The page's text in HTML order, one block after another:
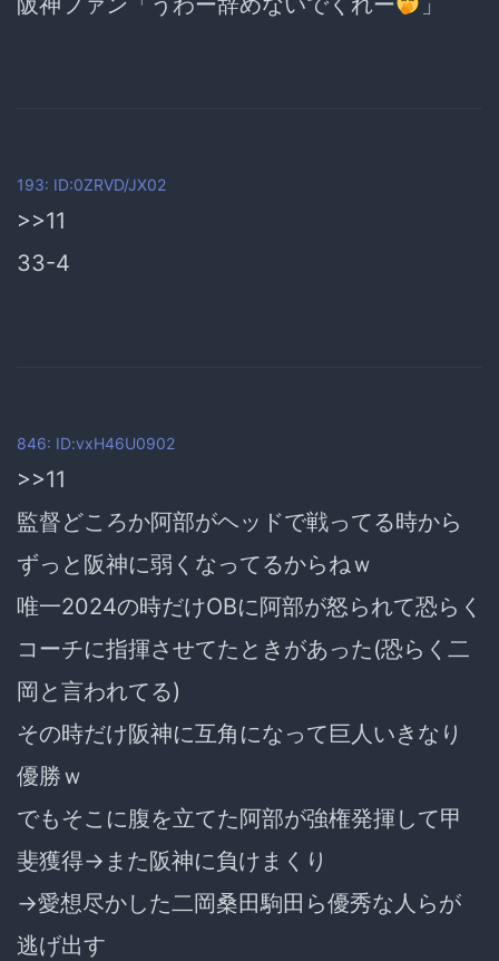
193: ID:0ZRVD/JX02
>>11
33-4
846: ID:vxH46U0902
>>11
監督どころか阿部がヘッドで戦ってる時から
ずっと阪神に弱くなってるからねｗ
唯一2024の時だけOBに阿部が怒られて恐らく
コーチに指揮させてたときがあった(恐らく二
岡と言われてる)
その時だけ阪神に互角になって巨人いきなり
優勝ｗ
でもそこに腹を立てた阿部が強権発揮して甲
斐獲得→また阪神に負けまくり
→愛想尽かした二岡桑田駒田ら優秀な人らが
逃げ出す